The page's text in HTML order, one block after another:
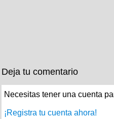
Deja tu comentario
Necesitas tener una cuenta
¡Registra tu cuenta ahora!